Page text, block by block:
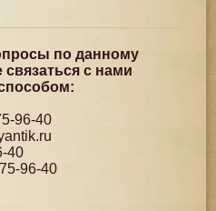
по данному
с нами
96-40
40
96-40